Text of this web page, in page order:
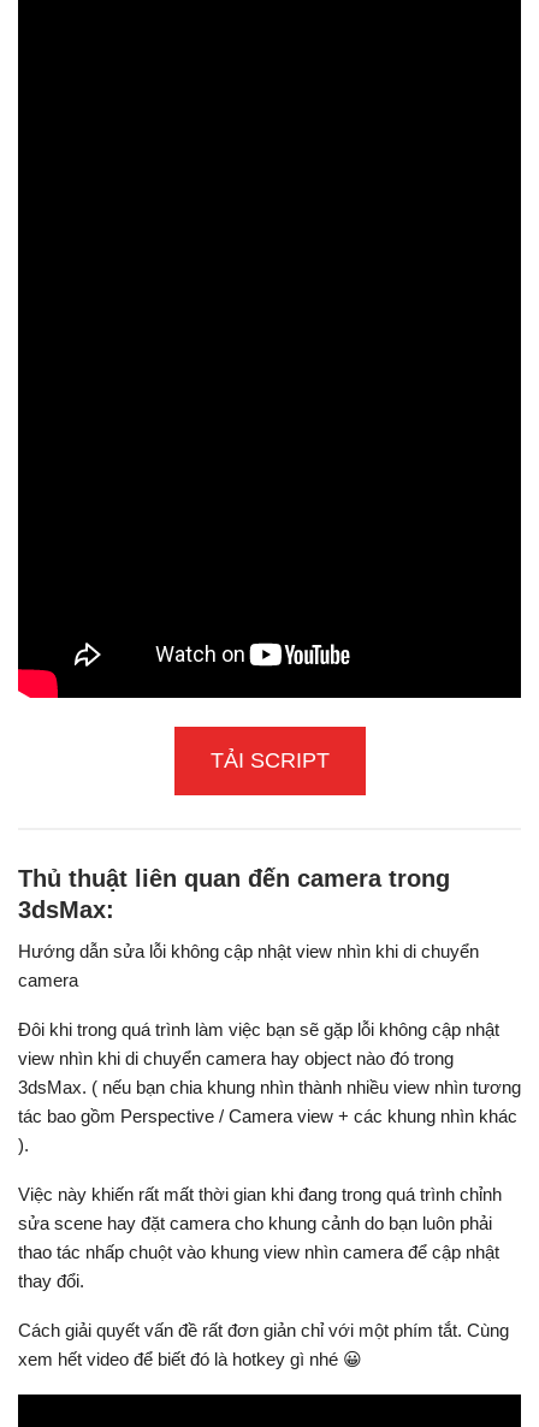
TẢI SCRIPT
Thủ thuật liên quan đến camera trong
3dsMax:
Hướng dẫn sửa lỗi không cập nhật view nhìn khi di chuyển
camera
Đôi khi trong quá trình làm việc bạn sẽ gặp lỗi không cập nhật
view nhìn khi di chuyển camera hay object nào đó trong
3dsMax. ( nếu bạn chia khung nhìn thành nhiều view nhìn tương
tác bao gồm Perspective / Camera view + các khung nhìn khác
).
Việc này khiến rất mất thời gian khi đang trong quá trình chỉnh
sửa scene hay đặt camera cho khung cảnh do bạn luôn phải
thao tác nhấp chuột vào khung view nhìn camera để cập nhật
thay đổi.
Cách giải quyết vấn đề rất đơn giản chỉ với một phím tắt. Cùng
xem hết video để biết đó là hotkey gì nhé 😀